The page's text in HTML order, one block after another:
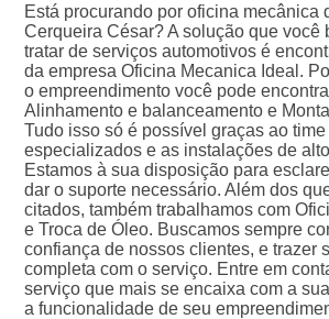
Está procurando por oficina mecânica
Cerqueira César? A solução que você
tratar de serviços automotivos é
da empresa Oficina Mecanica Ideal.
o empreendimento você pode
Alinhamento e balanceamento e
Tudo isso só é possível graças ao
especializados e as instalações de
Estamos à sua disposição para
dar o suporte necessário. Além dos
citados, também trabalhamos com
e Troca de Óleo. Buscamos sempre
confiança de nossos clientes, e trazer
completa com o serviço. Entre em
serviço que mais se encaixa com a
a funcionalidade de seu